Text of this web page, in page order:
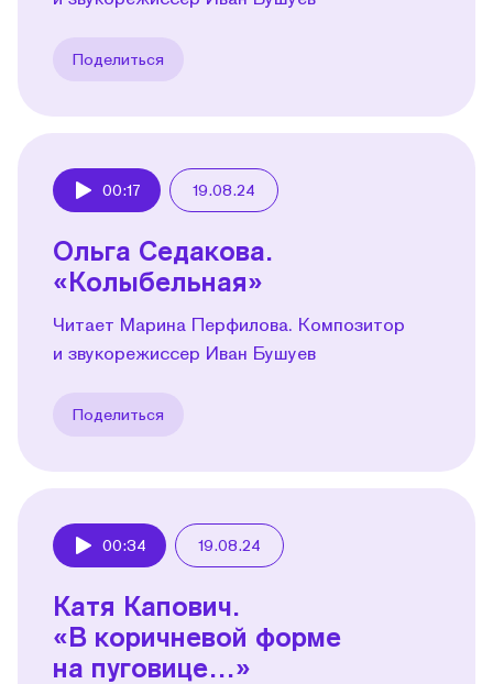
Поделиться
00:17 19.08.24
Ольга Седакова.
«Колыбельная»
Читает Марина Перфилова. Композитор
и звукорежиссер Иван Бушуев
Поделиться
00:34 19.08.24
Катя Капович.
«В коричневой форме
на пуговице…»